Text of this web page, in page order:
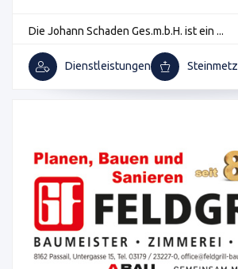
Die Johann Schaden Ges.m.b.H. ist ein ...
Dienstleistungen Steinmetz